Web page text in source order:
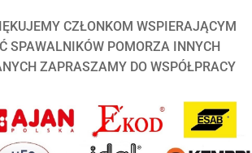
CZŁONKOM WSPIERAJĄCYM
SPAWALNIKÓW POMORZA INNYCH
ZAPRASZAMY DO WSPÓŁPRACY